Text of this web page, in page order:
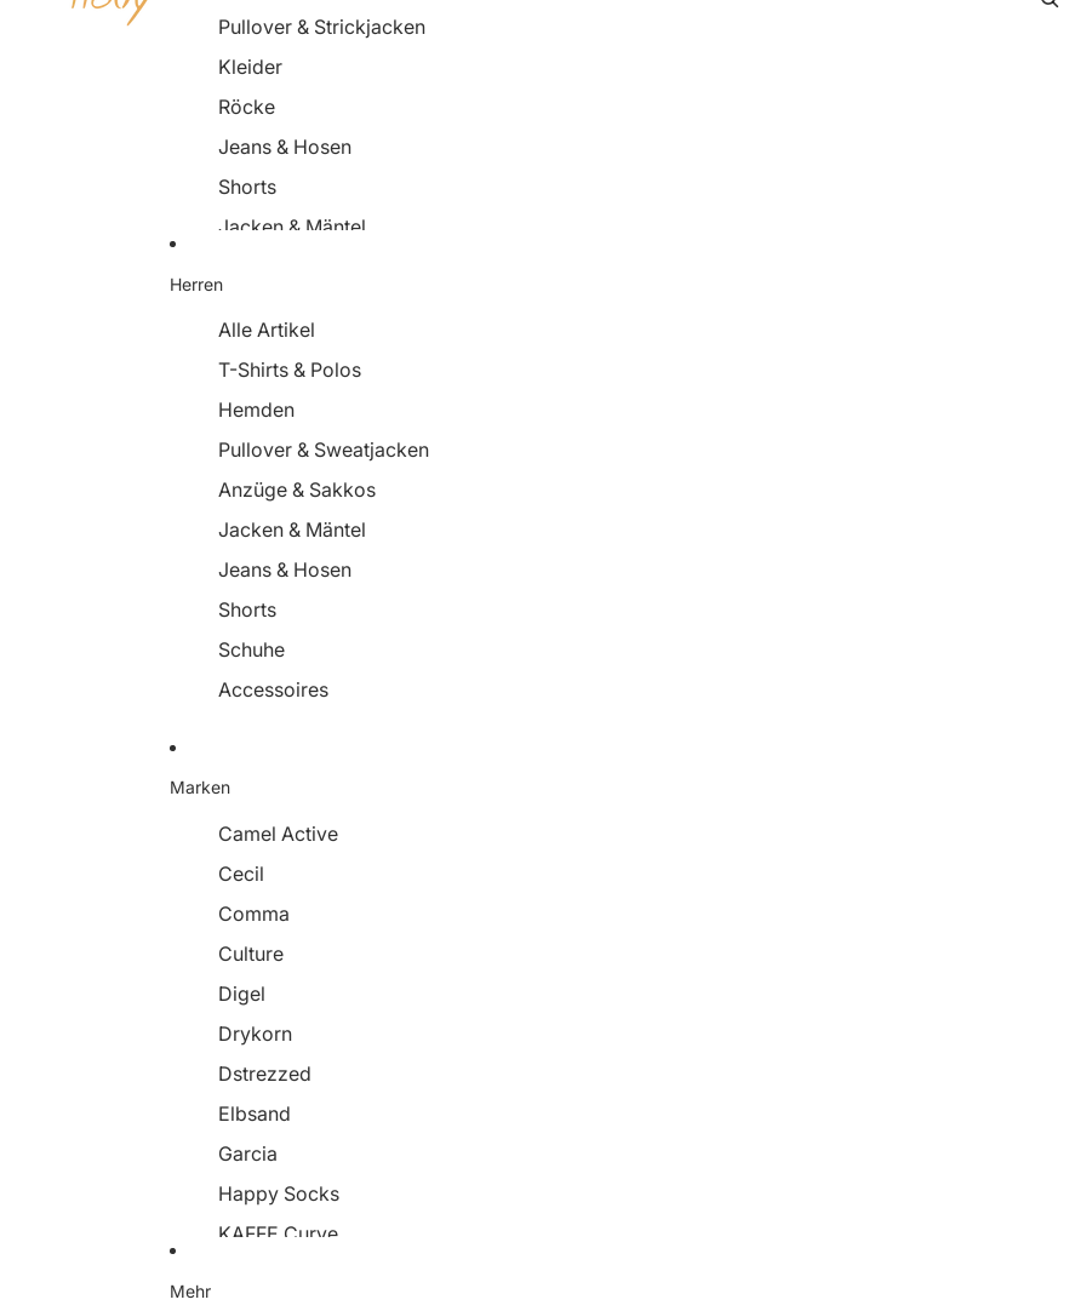
Pullover & Strickjacken
Kleider
Röcke
Jeans & Hosen
Shorts
Jacken & Mäntel
Strumpfhosen
Hüte & Mützen
Schals & Tücher
Curve
Herren
Alle Artikel
T-Shirts & Polos
Hemden
Pullover & Sweatjacken
Anzüge & Sakkos
Jacken & Mäntel
Jeans & Hosen
Shorts
Schuhe
Accessoires
Marken
Camel Active
Cecil
Comma
Culture
Digel
Drykorn
Dstrezzed
Elbsand
Garcia
Happy Socks
KAFFE Curve
Mehr